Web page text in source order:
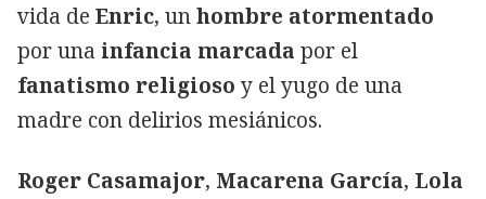
vida de Enric, unhombre atormentado
por una infancia marcada por el
fanatismo religioso y el yugo de una
madre con delirios mesiánicos.
Roger Casamajor, Macarena García, Lola